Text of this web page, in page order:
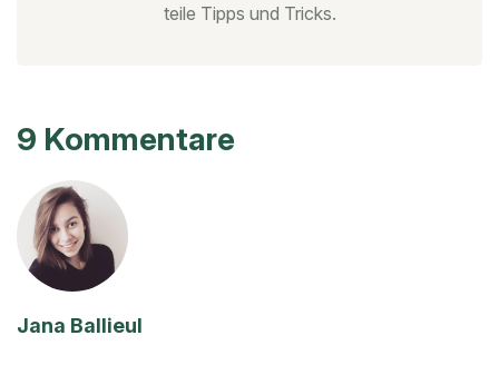
teile Tipps und Tricks.
9 Kommentare
Jana Ballieul